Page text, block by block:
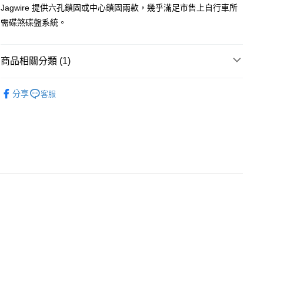
絡購買商品的店家。未經商家同意取消之訂單仍視為有效，需透過AFTEE
※ 交易是否成功請以「AFTEE先享後付 」之結帳頁面顯示為準，若有關於
交易，需依本服務之必要範圍內提供個人資料，並將交易相關給付款項請
求債權轉讓予恩沛科技股份有限公司。
每筆NT$60
每筆NT$60
每筆NT$200
Jagwire 提供六孔鎖固或中心鎖固兩款，幾乎滿足市售上自行車所
需碟煞碟盤系統。
商品相關分類 (1)
分享
客服